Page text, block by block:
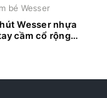
bé Wesser
Wesser nhựa
cầm cổ rộng